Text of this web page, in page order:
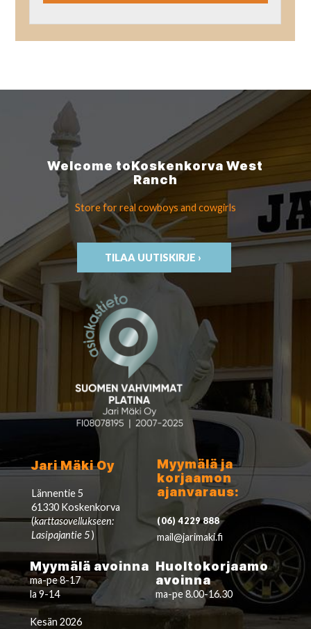
Welcome toKoskenkorvaWest
Ranch
Store for real cowboys and cowgirls
TILAA UUTISKIRJE ›
Jari Mäki Oy
Lännentie 5
61330 Koskenkorva
(karttasovellukseen:
Lasipajantie 5)
Myymälä ja
korjaamon
ajanvaraus:
(06) 4229 888
mail@jarimaki.fi
Myymälä avoinna
ma-pe 8-17
la 9-14
Kesän 2026
Huoltokorjaamo
avoinna
ma-pe 8.00-16.30